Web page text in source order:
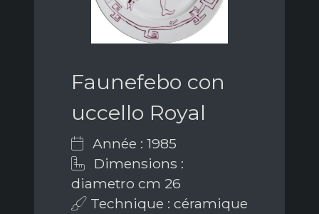
Faunefebo con
uccello Royal
Année : 1985
Dimensions :
diametro cm 26
Technique : céramique